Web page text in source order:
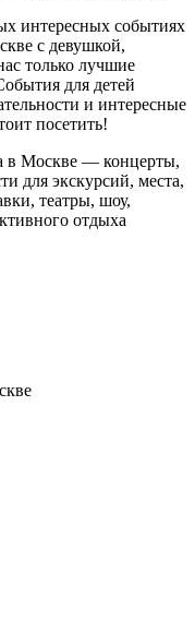
интересных событиях
с девушкой,
только лучшие
для детей
и интересные
посетить!
в Москве — концерты,
для экскурсий, места,
театры, шоу,
отдыха